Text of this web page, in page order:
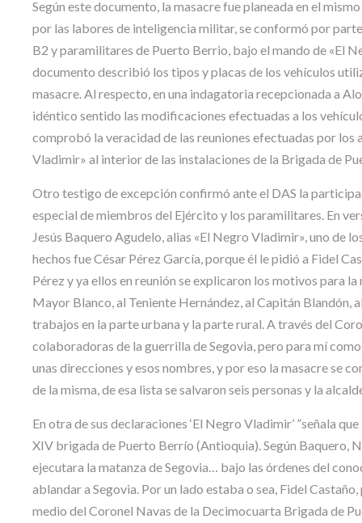
Según este documento, la masacre fue planeada en el
por las labores de inteligencia militar, se conformó por
B2 y paramilitares de Puerto Berrio, bajo el mando de «El
documento describió los tipos y placas de los vehículos
masacre. Al respecto, en una indagatoria recepcionada a
idéntico sentido las modificaciones efectuadas a los
comprobó la veracidad de las reuniones efectuadas por
Vladimir» al interior de las instalaciones de la Brigada de
Otro testigo de excepción confirmó ante el DAS la
especial de miembros del Ejército y los paramilitares. En
Jesús Baquero Agudelo, alias «El Negro Vladimir», uno de
hechos fue César Pérez García, porque él le pidió a Fidel
Pérez y ya ellos en reunión se explicaron los motivos para
Mayor Blanco, al Teniente Hernández, al Capitán Blandón,
trabajos en la parte urbana y la parte rural. A través del
colaboradoras de la guerrilla de Segovia, pero para mí
unas direcciones y esos nombres, y por eso la masacre se
de la misma, de esa lista se salvaron seis personas y la
En otra de sus declaraciones ‘El Negro Vladimir’ ”señala
XIV brigada de Puerto Berrío (Antioquia). Según Baquero,
ejecutara la matanza de Segovia… bajo las órdenes del
ablandar a Segovia. Por un lado estaba o sea, Fidel
medio del Coronel Navas de la Decimocuarta Brigada de